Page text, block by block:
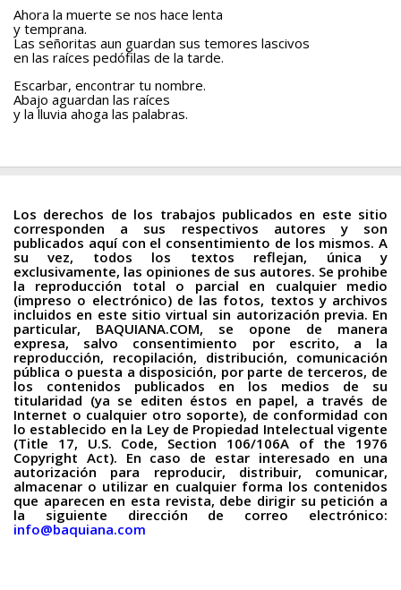
Ahora la muerte se nos hace lenta
y temprana.
Las señoritas aun guardan sus temores lascivos
en las raíces pedófilas de la tarde.
Escarbar, encontrar tu nombre.
Abajo aguardan las raíces
y la lluvia ahoga las palabras.
Los derechos de los trabajos publicados en este sitio
corresponden a sus respectivos autores y son
publicados aquí con el consentimiento de los mismos. A
su vez, todos los textos reflejan, única y
exclusivamente, las opiniones de sus autores. Se prohibe
la reproducción total o parcial en cualquier medio
(impreso o electrónico) de las fotos, textos y archivos
incluidos en este sitio virtual sin autorización previa. En
particular, BAQUIANA.COM, se opone de manera
expresa, salvo consentimiento por escrito, a la
reproducción, recopilación, distribución, comunicación
pública o puesta a disposición, por parte de terceros, de
los contenidos publicados en los medios de su
titularidad (ya se editen éstos en papel, a través de
Internet o cualquier otro soporte), de conformidad con
lo establecido en la Ley de Propiedad Intelectual vigente
(Title 17, U.S. Code, Section 106/106A of the 1976
Copyright Act). En caso de estar interesado en una
autorización para reproducir, distribuir, comunicar,
almacenar o utilizar en cualquier forma los contenidos
que aparecen en esta revista, debe dirigir su petición a
la siguiente dirección de correo electrónico:
info@baquiana.com